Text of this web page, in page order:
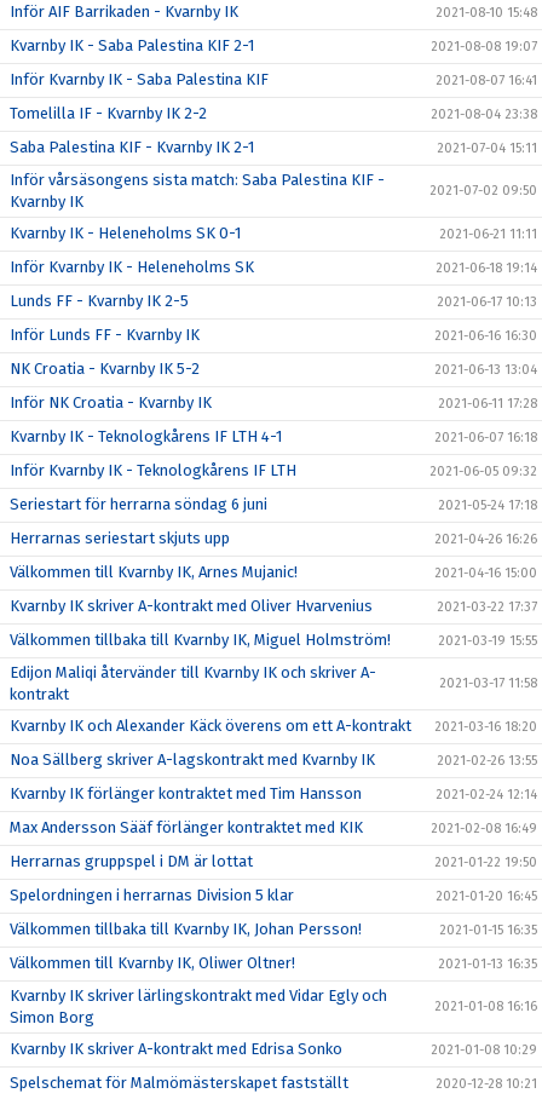
Inför AIF Barrikaden - Kvarnby IK 2021-08-10 15:48
Kvarnby IK - Saba Palestina KIF 2-1 2021-08-08 19:07
Inför Kvarnby IK - Saba Palestina KIF 2021-08-07 16:41
Tomelilla IF - Kvarnby IK 2-2 2021-08-04 23:38
Saba Palestina KIF - Kvarnby IK 2-1 2021-07-04 15:11
Inför vårsäsongens sista match: Saba Palestina KIF -
Kvarnby IK
2021-07-02 09:50
Kvarnby IK - Heleneholms SK 0-1 2021-06-21 11:11
Inför Kvarnby IK - Heleneholms SK 2021-06-18 19:14
Lunds FF - Kvarnby IK 2-5 2021-06-17 10:13
Inför Lunds FF - Kvarnby IK 2021-06-16 16:30
NK Croatia - Kvarnby IK 5-2 2021-06-13 13:04
Inför NK Croatia - Kvarnby IK 2021-06-11 17:28
Kvarnby IK - Teknologkårens IF LTH 4-1 2021-06-07 16:18
Inför Kvarnby IK - Teknologkårens IF LTH 2021-06-05 09:32
Seriestart för herrarna söndag 6 juni 2021-05-24 17:18
Herrarnas seriestart skjuts upp 2021-04-26 16:26
Välkommen till Kvarnby IK, Arnes Mujanic! 2021-04-16 15:00
Kvarnby IK skriver A-kontrakt med Oliver Hvarvenius 2021-03-22 17:37
Välkommen tillbaka till Kvarnby IK, Miguel Holmström! 2021-03-19 15:55
Edijon Maliqi återvänder till Kvarnby IK och skriver A-
kontrakt
2021-03-17 11:58
Kvarnby IK och Alexander Käck överens om ett A-kontrakt 2021-03-16 18:20
Noa Sällberg skriver A-lagskontrakt med Kvarnby IK 2021-02-26 13:55
Kvarnby IK förlänger kontraktet med Tim Hansson 2021-02-24 12:14
Max Andersson Sääf förlänger kontraktet med KIK 2021-02-08 16:49
Herrarnas gruppspel i DM är lottat 2021-01-22 19:50
Spelordningen i herrarnas Division 5 klar 2021-01-20 16:45
Välkommen tillbaka till Kvarnby IK, Johan Persson! 2021-01-15 16:35
Välkommen till Kvarnby IK, Oliwer Oltner! 2021-01-13 16:35
Kvarnby IK skriver lärlingskontrakt med Vidar Egly och
Simon Borg
2021-01-08 16:16
Kvarnby IK skriver A-kontrakt med Edrisa Sonko 2021-01-08 10:29
Spelschemat för Malmömästerskapet fastställt 2020-12-28 10:21